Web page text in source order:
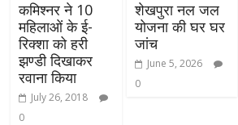
कमिश्नर ने 10
महिलाओं के ई-
रिक्शा को हरी
झण्डी दिखाकर
रवाना किया
July 26, 2018
0
शेखपुरा नल जल
योजना की घर घर
जांच
June 5, 2026
0